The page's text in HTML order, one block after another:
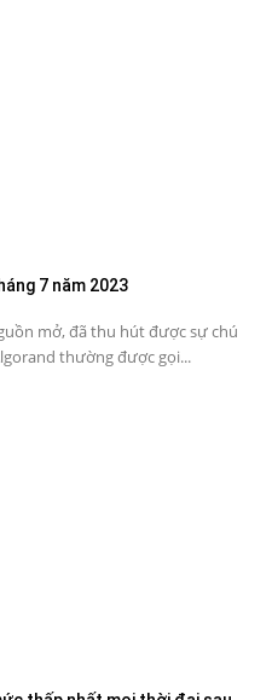
7 năm 2023
mở, đã thu hút được sự chú
thường được gọi...